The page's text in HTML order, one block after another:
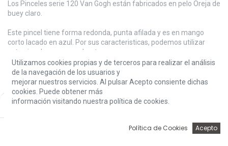
Price:
Add to Cart
Los Pinceles serie 120 Van Gogh están fabricados en pelo Oreja de
buey claro.
Este pincel tiene forma redonda, punta afilada y es en mango
corto lacado en azul. Por sus caracteristicas, podemos utilizar
este pincel para acuarela y tempera.
5,20€
Utilizamos cookies propias y de terceros para realizar el análisis
de la navegación de los usuarios y
mejorar nuestros servicios. Al pulsar Acepto consiente dichas
cookies. Puede obtener más
información visitando nuestra política de cookies.
Política de Cookies Acepto